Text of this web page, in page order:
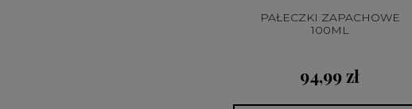
PAŁECZKI ZAPACHOWE
100ML
94,99 zł